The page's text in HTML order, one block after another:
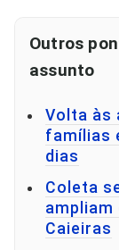
Outros
assunto
Volta às
famílias
dias
Coleta
ampliam
Caieiras